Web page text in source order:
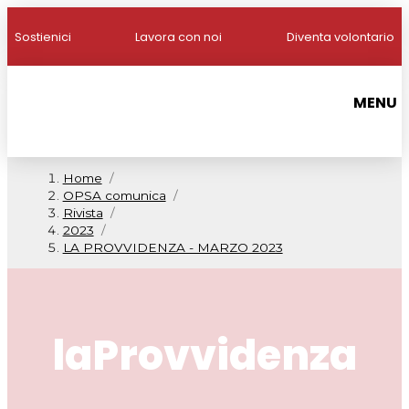
Sostienici Lavora con noi Diventa volontario
MENU
Home /
OPSA comunica /
Rivista /
2023 /
LA PROVVIDENZA - MARZO 2023
laProvvidenza